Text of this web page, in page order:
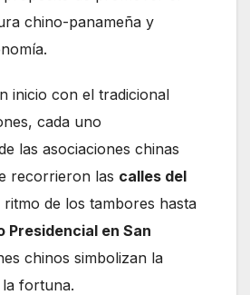
chino-panameña y
inicio con el tradicional
cada uno
las asociaciones chinas
recorrieron las calles del
ritmo de los tambores hasta
Presidencial en San
chinos simbolizan la
fortuna.